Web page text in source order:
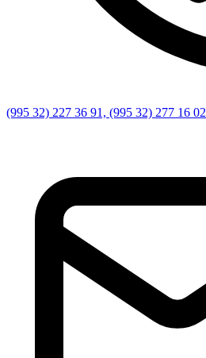
(995 32) 227 36 91, (995 32) 277 16 02